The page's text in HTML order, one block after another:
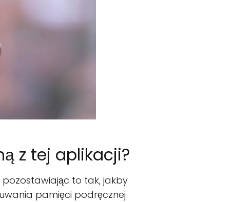
z tej aplikacji?
pozostawiając to tak, jakby
pamięci podręcznej